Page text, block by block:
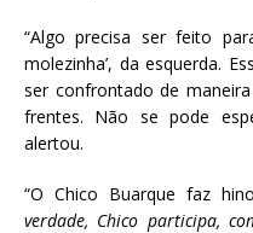
“Algo precisa ser feito
molezinha’, da esquerda.
ser confrontado de
frentes. Não se pode
alertou.
“O Chico Buarque faz
verdade, Chico participa,